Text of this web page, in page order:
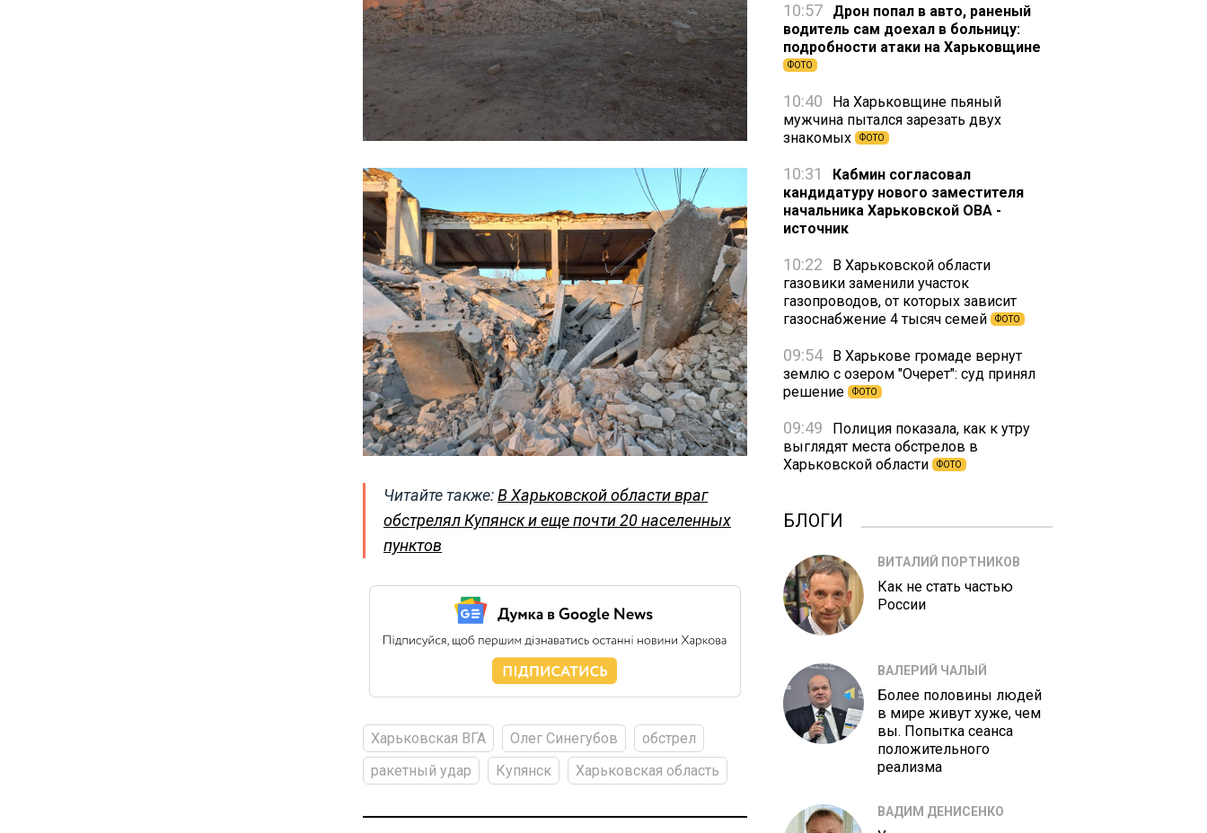
Читайте также:В Харьковской области враг
обстрелял Купянск и еще почти 20 населенных
пунктов
Харьковская ВГА Олег Синегубов
обстрел
ракетный удар
Купянск Харьковская область
10:57
Дрон попал в авто, раненый
водитель сам доехал в больницу:
подробности атаки на Харьковщине
ФОТО
10:40
На Харьковщине пьяный
мужчина пытался зарезать двух
знакомых
ФОТО
10:31
Кабмин согласовал
кандидатуру нового заместителя
начальника Харьковской ОВА -
источник
10:22
В Харьковской области
газовики заменили участок
газопроводов, от которых зависит
газоснабжение 4 тысяч семей
ФОТО
09:54
В Харькове громаде вернут
землю с озером "Очерет": суд принял
решение
ФОТО
09:49
Полиция показала, как к утру
выглядят места обстрелов в
Харьковской области
ФОТО
БЛОГИ
ВИТАЛИЙ ПОРТНИКОВ
Как не стать частью
России
ВАЛЕРИЙ ЧАЛЫЙ
Более половины людей
в мире живут хуже, чем
вы. Попытка сеанса
положительного
реализма
ВАДИМ ДЕНИСЕНКО